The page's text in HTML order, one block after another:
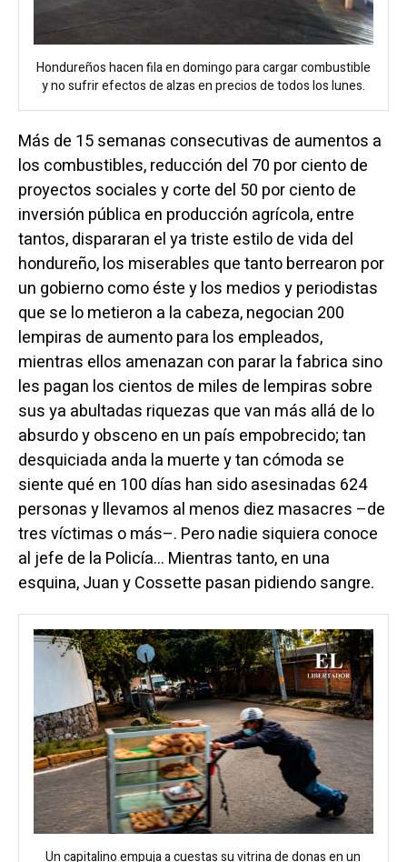
Hondureños hacen fila en domingo para cargar combustible
y no sufrir efectos de alzas en precios de todos los lunes.
Más de 15 semanas consecutivas de aumentos a
los combustibles, reducción del 70 por ciento de
proyectos sociales y corte del 50 por ciento de
inversión pública en producción agrícola, entre
tantos, dispararan el ya triste estilo de vida del
hondureño, los miserables que tanto berrearon por
un gobierno como éste y los medios y periodistas
que se lo metieron a la cabeza, negocian 200
lempiras de aumento para los empleados,
mientras ellos amenazan con parar la fabrica sino
les pagan los cientos de miles de lempiras sobre
sus ya abultadas riquezas que van más allá de lo
absurdo y obsceno en un país empobrecido; tan
desquiciada anda la muerte y tan cómoda se
siente qué en 100 días han sido asesinadas 624
personas y llevamos al menos diez masacres –de
tres víctimas o más–. Pero nadie siquiera conoce
al jefe de la Policía… Mientras tanto, en una
esquina, Juan y Cossette pasan pidiendo sangre.
Un capitalino empuja a cuestas su vitrina de donas en un